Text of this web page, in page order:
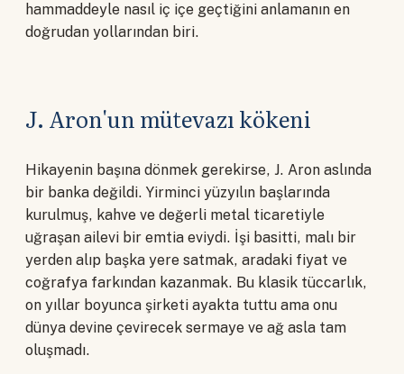
hammaddeyle nasıl iç içe geçtiğini anlamanın en
doğrudan yollarından biri.
J. Aron'un mütevazı kökeni
Hikayenin başına dönmek gerekirse, J. Aron aslında
bir banka değildi. Yirminci yüzyılın başlarında
kurulmuş, kahve ve değerli metal ticaretiyle
uğraşan ailevi bir emtia eviydi. İşi basitti, malı bir
yerden alıp başka yere satmak, aradaki fiyat ve
coğrafya farkından kazanmak. Bu klasik tüccarlık,
on yıllar boyunca şirketi ayakta tuttu ama onu
dünya devine çevirecek sermaye ve ağ asla tam
oluşmadı.